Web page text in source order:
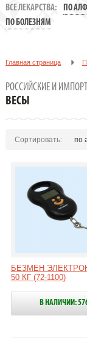
ВСЕ ЛЕКАРСТВА: ПО
ПО БОЛЕЗНЯМ
Главная страница
РОССИЙСКИЕ И
ВЕСЫ
Сортировать: по
БЕЗМЕН
50 КГ (72-1100)
В НАЛИЧИИ: